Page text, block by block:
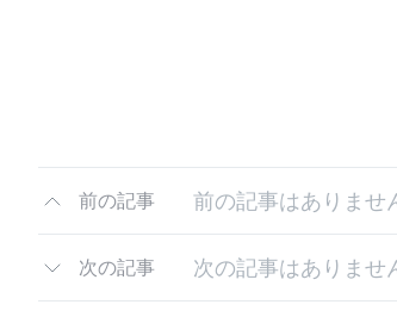
前の記事 前の記事はありませ
次の記事 次の記事はありませ